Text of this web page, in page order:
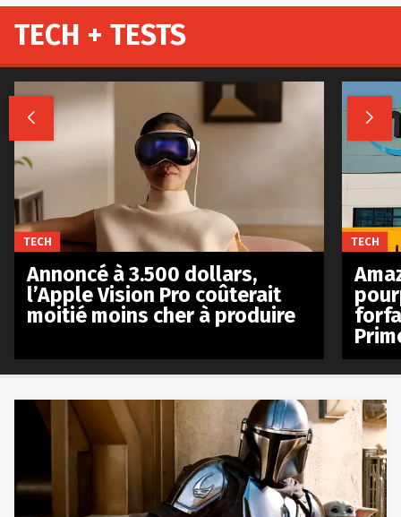
TECH + TESTS
 
TECH
Annoncé à 3.500 dollars,
l’Apple Vision Pro coûterait
moitié moins cher à produire
TECH